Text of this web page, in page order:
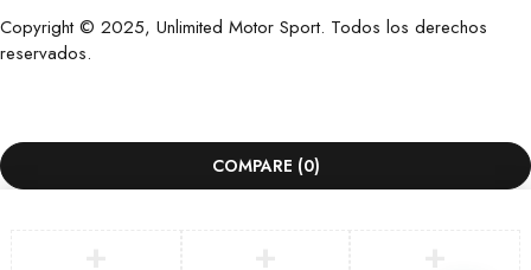
Copyright © 2025, Unlimited Motor Sport. Todos los derechos
reservados.
COMPARE (0)